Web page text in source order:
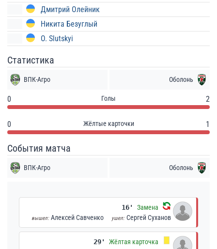
Дмитрий Олейник
Никита Безуглый
O. Slutskyi
Статистика
ВПК-Агро Оболонь
0 Голы 2
0 Жёлтые карточки 1
События матча
ВПК-Агро Оболонь
16' Замена
вышел: Алексей Савченко ушел: Сергей Суханов
29'
Жёлтая карточка